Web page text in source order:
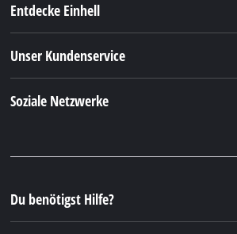
Entdecke Einhell
Unser Kundenservice
Soziale Netzwerke
Du benötigst Hilfe?